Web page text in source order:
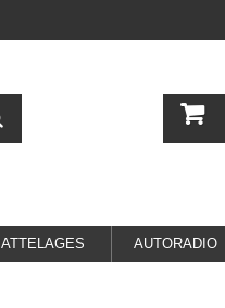
ATTELAGES AUTORADIO